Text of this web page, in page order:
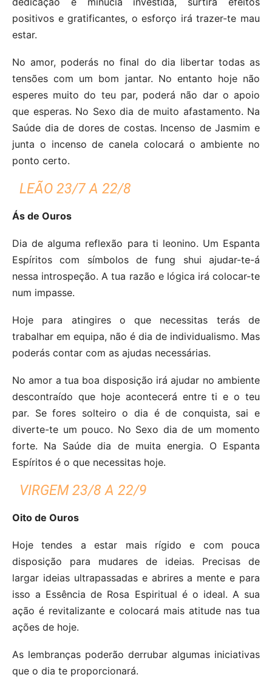
positivos e gratificantes, o esforço irá trazer-te mau
estar.
No amor, poderás no final do dia libertar todas as
tensões com um bom jantar. No entanto hoje não
esperes muito do teu par, poderá não dar o apoio
que esperas. No Sexo dia de muito afastamento. Na
Saúde dia de dores de costas. Incenso de Jasmim e
junta o incenso de canela colocará o ambiente no
ponto certo.
LEÃO 23/7 A 22/8
Ás de Ouros
Dia de alguma reflexão para ti leonino. Um Espanta
Espíritos com símbolos de fung shui ajudar-te-á
nessa introspeção. A tua razão e lógica irá colocar-te
num impasse.
Hoje para atingires o que necessitas terás de
trabalhar em equipa, não é dia de individualismo. Mas
poderás contar com as ajudas necessárias.
No amor a tua boa disposição irá ajudar no ambiente
descontraído que hoje acontecerá entre ti e o teu
par. Se fores solteiro o dia é de conquista, sai e
diverte-te um pouco. No Sexo dia de um momento
forte. Na Saúde dia de muita energia. O Espanta
Espíritos é o que necessitas hoje.
VIRGEM 23/8 A 22/9
Oito de Ouros
Hoje tendes a estar mais rígido e com pouca
disposição para mudares de ideias. Precisas de
largar ideias ultrapassadas e abrires a mente e para
isso a Essência de Rosa Espiritual é o ideal. A sua
ação é revitalizante e colocará mais atitude nas tua
ações de hoje.
As lembranças poderão derrubar algumas iniciativas
que o dia te proporcionará.